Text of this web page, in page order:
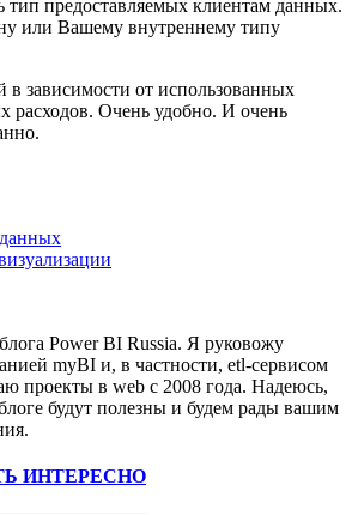
тип предоставляемых клиентам данных.
или Вашему внутреннему типу
в зависимости от использованных
расходов. Очень удобно. И очень
Power BI Russia. Я руковожу
myBI и, в частности, etl-сервисом
проекты в web с 2008 года. Надеюсь,
будут полезны и будем рады вашим
ИНТЕРЕСНО